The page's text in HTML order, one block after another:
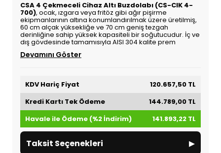
CSA 4 Çekmeceli Cihaz Altı Buzdolabı (CS-CIK 4-
700), ocak, ızgara veya fritöz gibi ağır pişirme
ekipmanlarının altına konumlandırılmak üzere üretilmiş,
60 cm alçak yüksekliğe ve 70 cm geniş tezgah
derinliğine sahip yüksek kapasiteli bir soğutucudur. İç ve
dış gövdesinde tamamısıyla AISI 304 kalite prem
Devamını Göster
KDV Hariç Fiyat
120.657,50 TL
Kredi Kartı Tek Ödeme
144.789,00 TL
Havale ile Ödeme (%2 İndirim)
141.893,22 TL
Taksit Seçenekleri ▸